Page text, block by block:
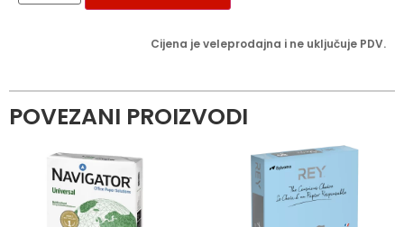
Cijena je veleprodajna i ne uključuje PDV.
POVEZANI PROIZVODI